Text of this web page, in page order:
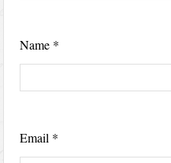
Name *
Email *